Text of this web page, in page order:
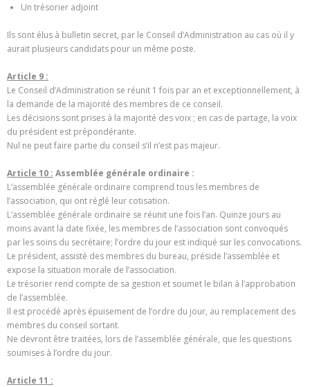
Un trésorier adjoint
Ils sont élus à bulletin secret, par le Conseil d’Administration au cas où il y
aurait plusieurs candidats pour un même poste.
Article 9 :
Le Conseil d’Administration se réunit 1 fois par an et exceptionnellement, à
la demande de la majorité des membres de ce conseil.
Les décisions sont prises à la majorité des voix ; en cas de partage, la voix
du président est prépondérante.
Nul ne peut faire partie du conseil s’il n’est pas majeur.
Article 10 : Assemblée générale ordinaire :
L’assemblée générale ordinaire comprend tous les membres de
l’association, qui ont réglé leur cotisation.
L’assemblée générale ordinaire se réunit une fois l’an. Quinze jours au
moins avant la date fixée, les membres de l’association sont convoqués
par les soins du secrétaire; l’ordre du jour est indiqué sur les convocations.
Le président, assisté des membres du bureau, préside l’assemblée et
expose la situation morale de l’association.
Le trésorier rend compte de sa gestion et soumet le bilan à l’approbation
de l’assemblée.
Il est procédé après épuisement de l’ordre du jour, au remplacement des
membres du conseil sortant.
Ne devront être traitées, lors de l’assemblée générale, que les questions
soumises à l’ordre du jour.
Article 11 :